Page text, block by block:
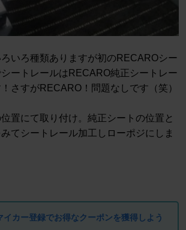
いろ種類ありますが初のRECAROシー
シートレールはRECARO純正シートレー
さすがRECARO！問題なしです（笑）
置にて取り付け。純正シートの位置と
てシートレール加工しローポジにしま
カー登録でお得なクーポンを獲得しよう